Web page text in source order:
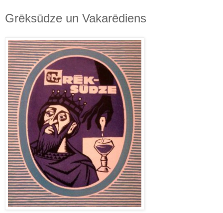
Grēksūdze un Vakarēdiens